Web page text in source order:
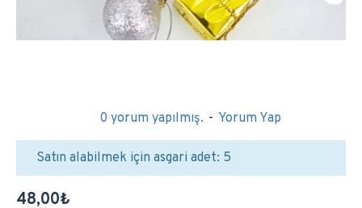
0 yorum yapılmış. - Yorum Yap
48,00₺
Satın alabilmek için asgari adet: 5